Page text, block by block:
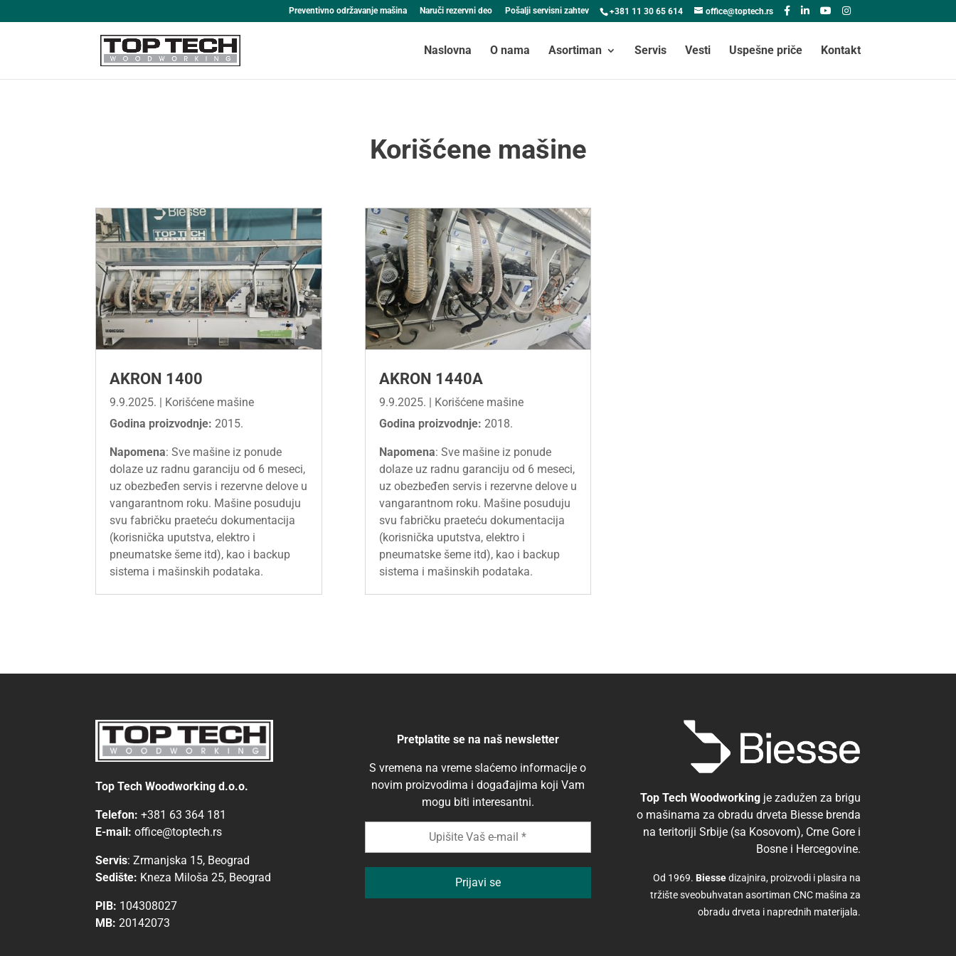
+381 11 30 65 614 office@toptech.rs
Preventivno održavanje mašina Naruči rezervni deo Pošalji servisni zahtev
Naslovna O nama Asortiman Servis Vesti Uspešne priče Kontakt
Korišćene mašine
AKRON 1400
9.9.2025.
Korišćene mašine
Godina proizvodnje: 2015.
Napomena: Sve mašine iz ponude
dolaze uz radnu garanciju od 6 meseci,
uz obezbeđen servis i rezervne delove u
vangarantnom roku. Mašine posuduju
svu fabričku praeteću dokumentacija
(korisnička uputstva, elektro i
pneumatske šeme itd), kao i backup
sistema i mašinskih podataka.
AKRON 1440A
9.9.2025.
Korišćene mašine
Godina proizvodnje: 2018.
Napomena: Sve mašine iz ponude
dolaze uz radnu garanciju od 6 meseci,
uz obezbeđen servis i rezervne delove u
vangarantnom roku. Mašine posuduju
svu fabričku praeteću dokumentacija
(korisnička uputstva, elektro i
pneumatske šeme itd), kao i backup
sistema i mašinskih podataka.
Top Tech Woodworking d.o.o.
Telefon:+381 63 364 181
E-mail:office@toptech.rs
Servis:Zrmanjska 15, Beograd
Sedište: Kneza Miloša 25, Beograd
PIB: 104308027
MB: 20142073
Pretplatite se na naš newsletter
S vremena na vreme slaćemo informacije o
novim proizvodima i događajima koji Vam
mogu biti interesantni.
Top Tech Woodworkingje zadužen za brigu
o mašinama za obradu drveta Biesse brenda
na teritoriji Srbije (sa Kosovom), Crne Gore i
Bosne i Hercegovine.
Od 1969. Biessedizajnira, proizvodi i plasira na
tržište sveobuhvatan asortiman CNC mašina za
obradu drveta i naprednih materijala.